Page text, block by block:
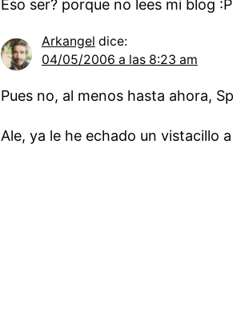
Eso ser? porque no lees mi blog :P
Arkangel dice:
04/05/2006 a las 8:23 am
Pues no, al menos hasta ahora,
Ale, ya le he echado un vistacillo